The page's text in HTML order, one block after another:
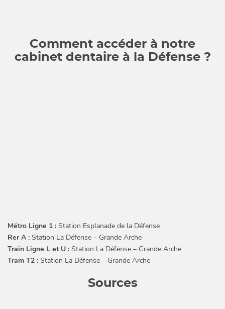
Comment accéder à notre
cabinet dentaire à la Défense ?
Métro Ligne 1 : Station Esplanade de la Défense
Rer A : Station La Défense – Grande Arche
Train Ligne L et U : Station La Défense – Grande Arche
Tram T2 : Station La Défense – Grande Arche
Sources